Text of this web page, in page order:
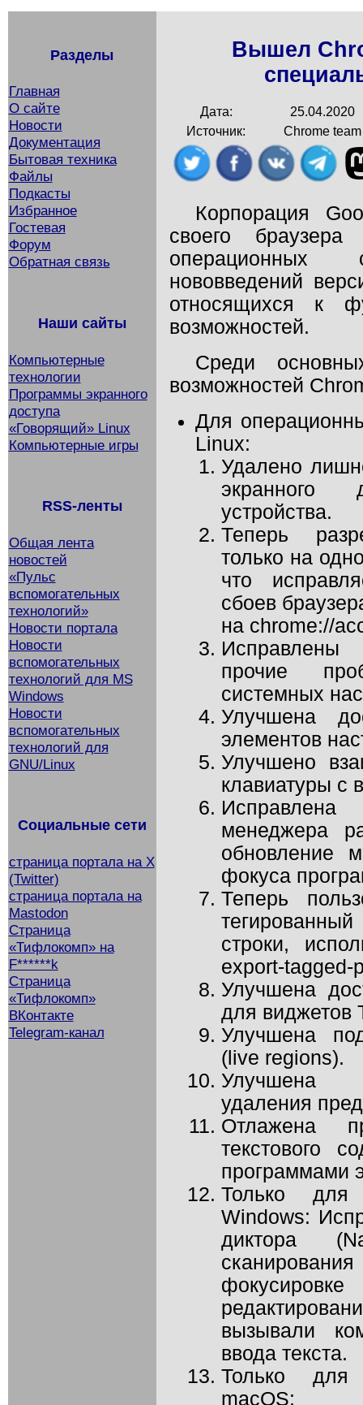
Разделы
Главная
О сайте
Новости
Документация
Бытовая техника
Файлы
Подкасты
Избранное
Гостевая
Форум
Обратная связь
Наши сайты
Компьютерные
технологии
Программы экранного
доступа
«Говорящий» Linux
Компьютерные игры
RSS-ленты
Общая лента
новостей
«Пульс
вспомогательных
технологий»
Новости портала
Новости
вспомогательных
технологий для MS
Windows
Новости
вспомогательных
технологий для
GNU/Linux
Социальные сети
страница портала на X
(Twitter)
страница портала на
Mastodon
Страница
«Тифлокомп» на
F******k
Страница
«Тифлокомп»
ВКонтакте
Telegram-канал
Вышел
Дата:
25.04.2020
Источник:
Chrome team
Корпорация
своего
нововведений
относящихся к
возможностей.
Среди
возможностей
Для
Linux:
Удалено
устройства.
Теперь
только на
что
сбоев
на chrome://
Исправлены
прочие
системных
Улучшена
элементов
Улучшено
клавиатуры с
менеджера
обновление
фокуса
Теперь
строки,
export-tagged-
Улучшена
для виджетов
Улучшена
(live regions).
Улучшена
удаления
Отлажена
текстового
программами
Только для
Windows:
диктора
вызывали
ввода текста.
Только для
macOS: